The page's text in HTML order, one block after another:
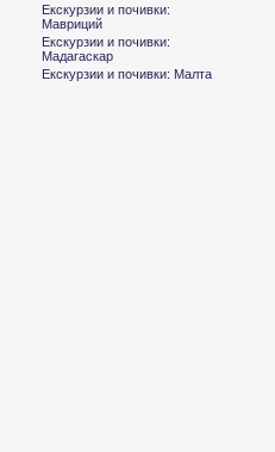
Екскурзии и почивки:
Мавриций
Екскурзии и почивки:
Мадагаскар
Екскурзии и почивки: Малта